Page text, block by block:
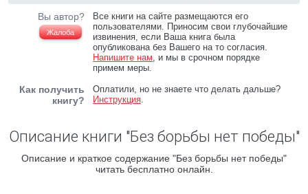
Вы автор?
Жалоба
Все книги на сайте размещаются его
пользователями. Приносим свои глубочайшие
извинения, если Ваша книга была
опубликована без Вашего на то согласия.
Напишите нам, и мы в срочном порядке
примем меры.
Как получить
книгу?
Оплатили, но не знаете что делать дальше?
Инструкция.
Описание книги "Без борьбы нет победы"
Описание и краткое содержание "Без борьбы нет победы"
читать бесплатно онлайн.